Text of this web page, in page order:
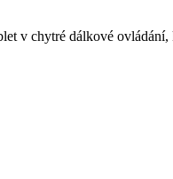
v chytré dálkové